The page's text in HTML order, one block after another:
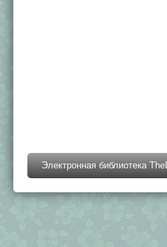
Электронная библиотека